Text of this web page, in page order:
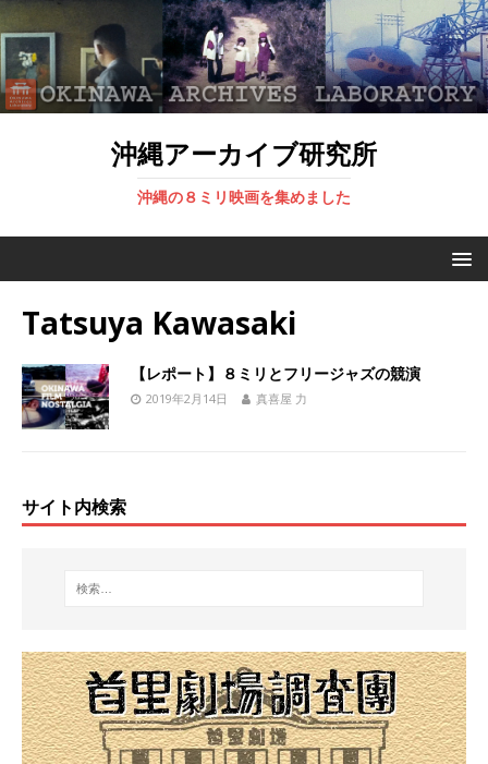
沖縄アーカイブ研究所
沖縄の８ミリ映画を集めました
Tatsuya Kawasaki
【レポート】８ミリとフリージャズの競演
2019年2月14日 真喜屋 力
サイト内検索